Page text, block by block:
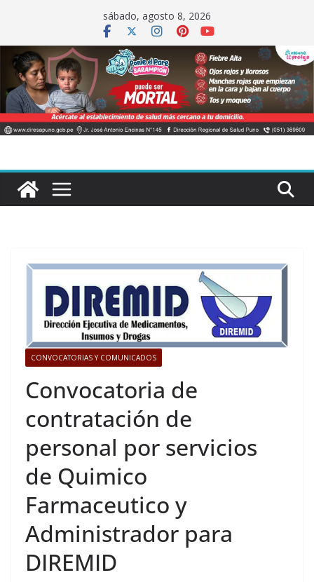
contenido
sábado, agosto 8, 2026
CONVOCATORIAS Y COMUNICADOS
Convocatoria de
contratación de
personal por servicios
de Quimico
Farmaceutico y
Administrador para
DIREMID